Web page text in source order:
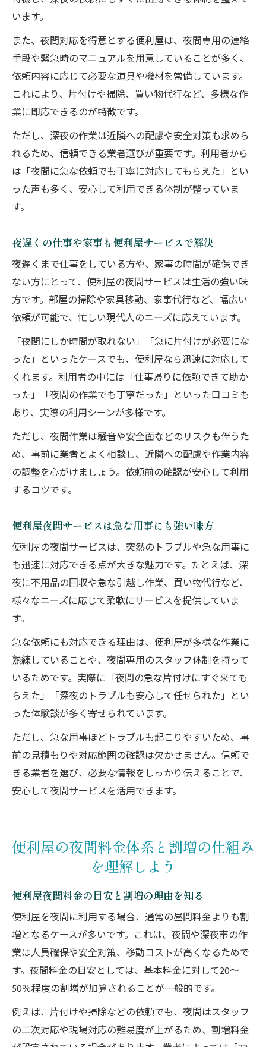
います。
また、夜間対応を得意とする便利屋は、夜間専用の連絡
手段や緊急時のマニュアルを用意していることが多く、
依頼内容に応じて必要な道具や機材を常備しています。
これにより、片付けや掃除、買い物代行など、多様な作
業に即応できるのが特徴です。
ただし、深夜の作業は近隣への配慮や安全対策も求めら
れるため、信頼できる業者選びが重要です。利用者から
は「夜間に急な依頼でも丁寧に対応してもらえた」とい
った声も多く、安心して利用できる体制が整っていま
す。
夜遅くの仕事や家事も便利屋サービスで解決
夜遅くまで仕事をしている方や、家事の時間が確保でき
ない方にとって、便利屋の夜間サービスは生活の強い味
方です。部屋の掃除や家具移動、家事代行など、幅広い
依頼が可能で、忙しい現代人のニーズに応えています。
「夜間にしか時間が取れない」「急に片付けが必要にな
った」といったケースでも、便利屋なら迅速に対応して
くれます。利用者の中には「仕事帰りに依頼できて助か
った」「夜間の作業でも丁寧だった」といった口コミも
あり、実際の利用シーンが多様です。
ただし、夜間作業は騒音や安全面などのリスクも伴うた
め、事前に業者とよく相談し、近隣への配慮や作業内容
の調整を心がけましょう。依頼前の確認が安心して利用
するコツです。
便利屋夜間サービスは急な用事にも強い味方
便利屋の夜間サービスは、突然のトラブルや急な用事に
も迅速に対応できる点が大きな魅力です。たとえば、深
夜に不用品の回収や急な引越し作業、買い物代行など、
様々なニーズに応じて柔軟にサービスを提供していま
す。
急な依頼にも対応できる理由は、便利屋が多様な作業に
熟練していることや、夜間専用のスタッフ体制を持って
いるためです。実際に「夜間の急な片付けにすぐ来ても
らえた」「深夜のトラブルも安心して任せられた」とい
った体験談が多く寄せられています。
ただし、急な用事ほどトラブルも起こりやすいため、事
前の見積もりや対応範囲の確認は欠かせません。信頼で
きる業者を選び、必要な情報をしっかり伝えることで、
安心して夜間サービスを活用できます。
便利屋の夜間料金体系と割増の仕組み
を理解しよう
便利屋夜間料金の目安と割増の理由を知る
便利屋を夜間に利用する場合、通常の昼間料金よりも割
増となるケースが多いです。これは、夜間や深夜帯の作
業は人員確保や安全対策、移動コストが高くなるためで
す。夜間料金の目安としては、基本料金に対して20〜
50％程度の割増が加算されることが一般的です。
例えば、片付けや掃除などの依頼でも、夜間はスタッフ
の二次対応や現場対応の難易度が上がるため、割増料金